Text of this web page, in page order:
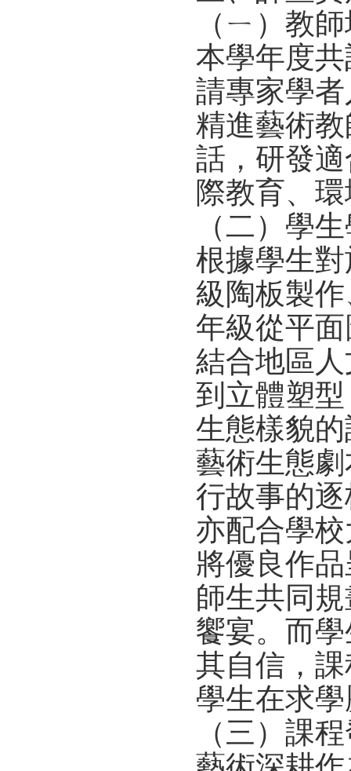
（ㄧ）教
本學年度
請專家學
精進藝術
話，研發
際教育、
（二）學
根據學生
級陶板製
年級從平
結合地區
到立體塑
生態樣貌
藝術生態
行故事的
亦配合學
將優良作
師生共同
饗宴。而
其自信，
學生在求
（三）課